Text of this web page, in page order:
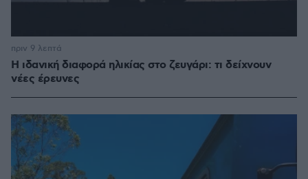
Η ιδανική διαφορά ηλικίας στο ζευγάρι: τι δείχνουν
νέες έρευνες
πριν 9 λεπτά